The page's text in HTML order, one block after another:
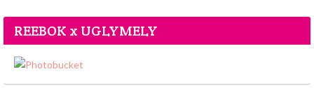
REEBOK x UGLYMELY